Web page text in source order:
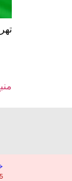
5 نکته درباره تجاوز نظامی اسرائیل به قطر/ جهان عرب منتظر واکنش دوحه است – خبرگزاری تسنیم